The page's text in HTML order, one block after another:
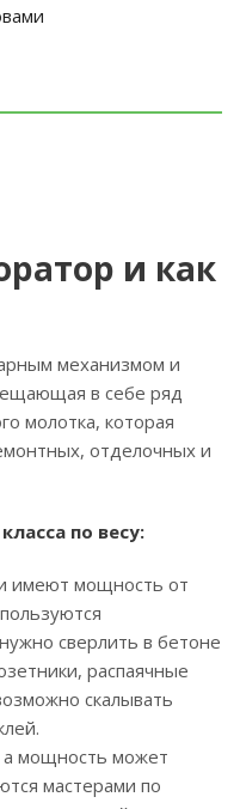
и как
механизмом и
в себе ряд
молотка, которая
отделочных и
по весу:
имеют мощность от
сверлить в бетоне
распаячные
скалывать
а мощность может
мастерами по